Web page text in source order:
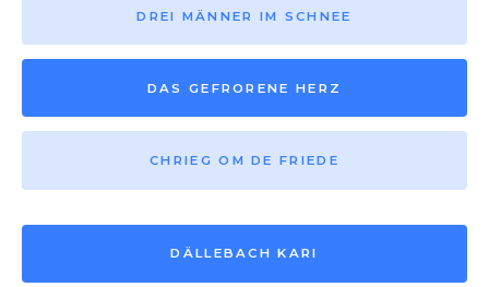
DREI MÄNNER IM SCHNEE
DAS GEFRORENE HERZ
CHRIEG OM DE FRIEDE
DÄLLEBACH KARI